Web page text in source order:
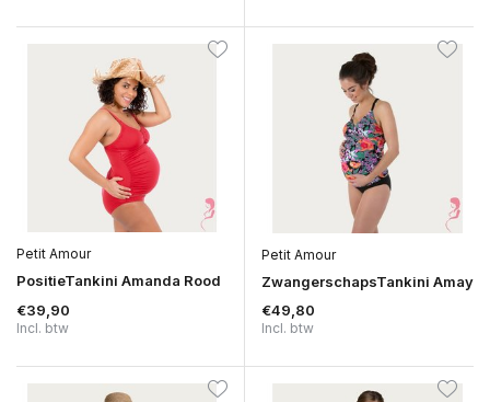
Petit Amour
PositieTankini Amanda Rood
€39,90
Incl. btw
Petit Amour
ZwangerschapsTankini Amay
€49,80
Incl. btw